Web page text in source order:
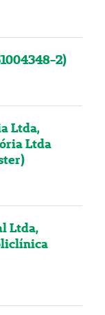
2)
Ltda,
Ltda
Ltda,